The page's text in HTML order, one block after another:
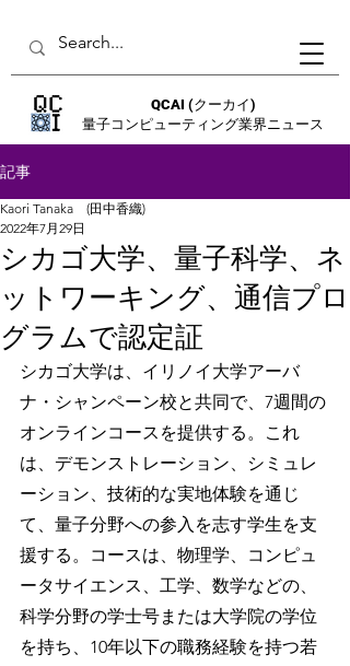
QCAI (クーカイ)
量子コンピューティング業界ニュース
記事
シカゴ大学、量子科学、ネ
ットワーキング、通信プロ
グラムで認定証
Kaori Tanaka (田中香織)
2022年7月29日
シカゴ大学は、イリノイ大学アーバ
ナ・シャンペーン校と共同で、7週間の
オンラインコースを提供する。これ
は、デモンストレーション、シミュレ
ーション、技術的な実地体験を通じ
て、量子分野への参入を志す学生を支
援する。コースは、物理学、コンピュ
ータサイエンス、工学、数学などの、
科学分野の学士号または大学院の学位
を持ち、10年以下の職務経験を持つ若